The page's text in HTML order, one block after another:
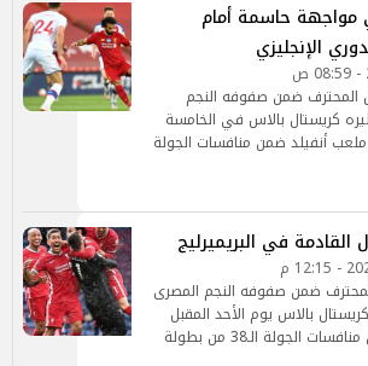
مواجهة حاسمة أمام
الإنجليزي
المحترف ضمن صفوفه النجم
كريستال بالاس في الخامسة
أنفيلد ضمن منافسات الجولة
القادمة في البريميرليج
ضمن صفوفه النجم المصرى
بالاس يوم الأحد المقبل
على ملعب أنفيلد ضمن منافسات الجولة الـ38 من بطولة